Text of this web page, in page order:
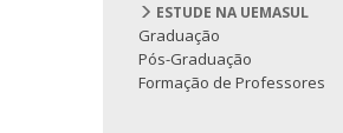
ESTUDE NA UEMASUL
Graduação
Pós-Graduação
Formação de Professores